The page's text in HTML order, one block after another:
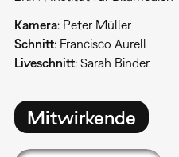
Kamera: Peter Müller
Schnitt: Francisco Aurell
Liveschnitt: Sarah Binder
Mitwirkende